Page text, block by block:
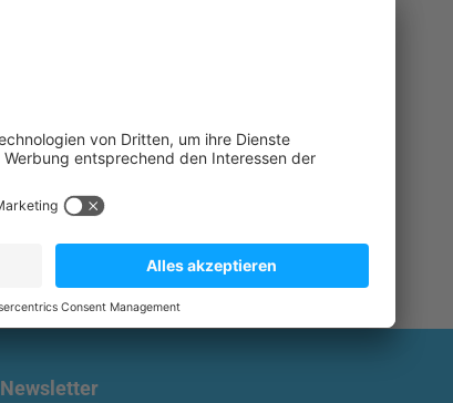
Newsletter